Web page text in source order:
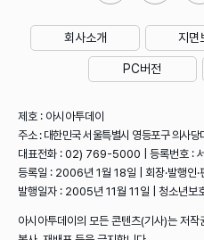
회사소개 지면
PC버전
제호 : 아시아투데이
주소 : 대한민국 서울특별시 영등포구 의사
대표전화 : 02) 769-5000 | 등록번호 :
등록일 : 2006년 1월 18일 | 회장·발행인·
발행일자 : 2005년 11월 11일 | 청소년보
아시아투데이의 모든 콘텐츠(기사)는 저작